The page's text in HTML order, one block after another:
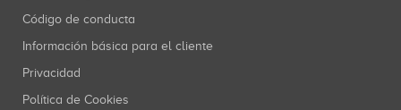
Código de conducta
Información básica para el cliente
Privacidad
Política de Cookies